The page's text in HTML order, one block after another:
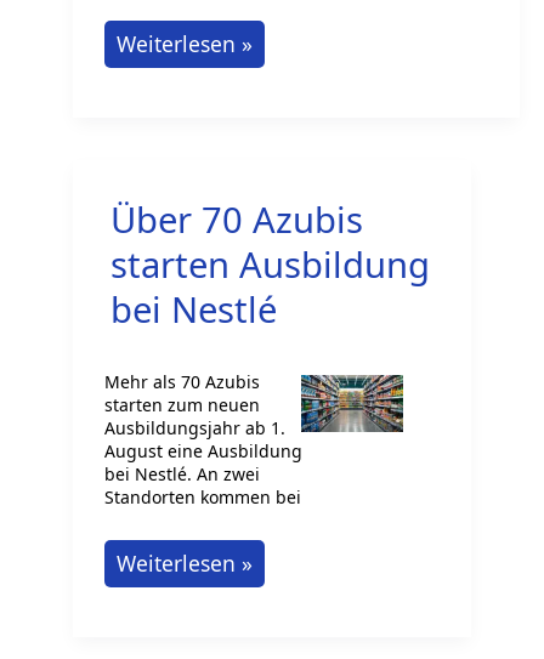
Duales
Studium
Weiterlesen »
Über 70 Azubis
starten Ausbildung
bei Nestlé
Mehr als 70 Azubis
starten zum neuen
Ausbildungsjahr ab 1.
August eine Ausbildung
bei Nestlé. An zwei
Standorten kommen bei
Über
70
Weiterlesen »